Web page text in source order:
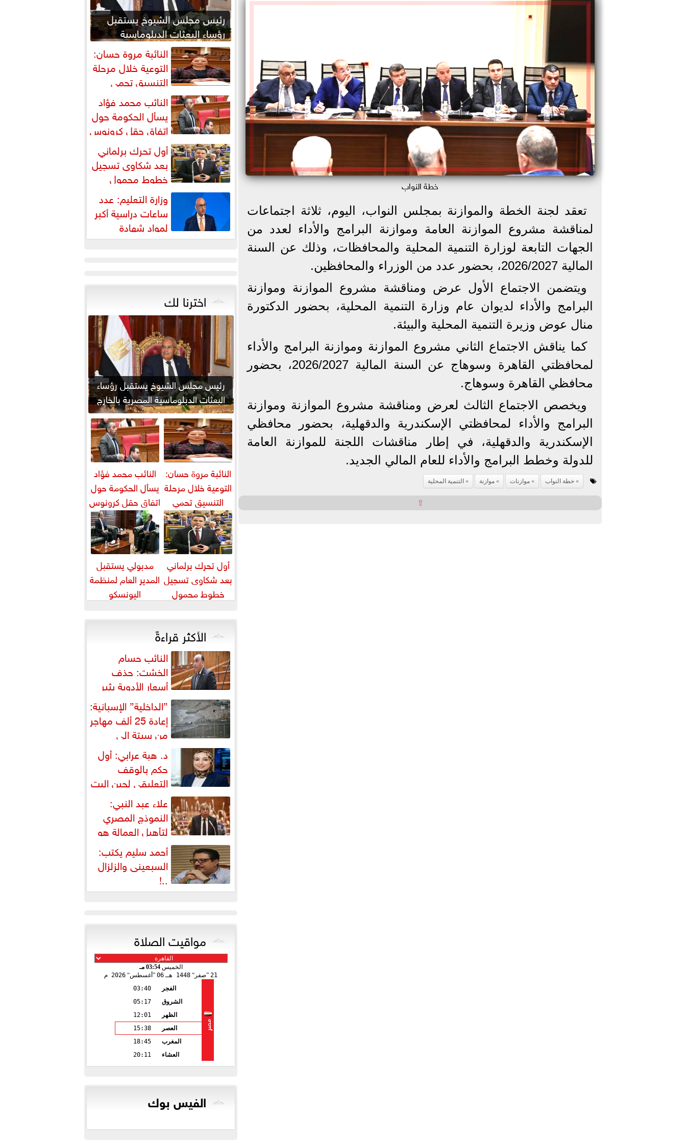
خطة النواب
تعقد لجنة الخطة والموازنة بمجلس النواب، اليوم، ثلاثة اجتماعات
لمناقشة مشروع الموازنة العامة وموازنة البرامج والأداء لعدد من
الجهات التابعة لوزارة التنمية المحلية والمحافظات، وذلك عن السنة
المالية 2026/2027، بحضور عدد من الوزراء والمحافظين.
ويتضمن الاجتماع الأول عرض ومناقشة مشروع الموازنة وموازنة
البرامج والأداء لديوان عام وزارة التنمية المحلية، بحضور الدكتورة
منال عوض وزيرة التنمية المحلية والبيئة.
كما يناقش الاجتماع الثاني مشروع الموازنة وموازنة البرامج والأداء
لمحافظتي القاهرة وسوهاج عن السنة المالية 2026/2027، بحضور
محافظي القاهرة وسوهاج.
ويخصص الاجتماع الثالث لعرض ومناقشة مشروع الموازنة وموازنة
البرامج والأداء لمحافظتي الإسكندرية والدقهلية، بحضور محافظي
الإسكندرية والدقهلية، في إطار مناقشات اللجنة للموازنة العامة
للدولة وخطط البرامج والأداء للعام المالي الجديد.
خطة النواب موازنات موازنة التنمية المحلية
⇧
رئيس مجلس الشيوخ يستقبل
رؤساء البعثات الدبلوماسية
المصرية بالخارجالنائبة مروة حسان:
التوعية خلال مرحلة
التنسيق تحمي
الطلاب من النصب الأكاديمي
النائب محمد فؤاد
يسأل الحكومة حول
اتفاق حقل كرونوس
أول تحرك برلماني
بعد شكاوى تسجيل
خطوط محمول
بأسماء مواطنين دون علمهم
وزارة التعليم: عدد
ساعات دراسية أكبر
لمواد شهادة
البكالوريا
اخترنا لك
رئيس مجلس الشيوخ يستقبل رؤساء
البعثات الدبلوماسية المصرية بالخارج
النائبة مروة حسان:
التوعية خلال مرحلة
التنسيق تحمي
الطلاب من النصب
الأكاديمي
النائب محمد فؤاد
يسأل الحكومة حول
اتفاق حقل كرونوس
أول تحرك برلماني
بعد شكاوى تسجيل
خطوط محمول
دون علمهم
مدبولي يستقبل
المدير العام لمنظمة
اليونسكو
الأكثر قراءةً
النائب حسام
الخشت: حذف
أسعار الأدوية يثير
إشكالية دستورية ويهدد حق
المواطن...
”الداخلية” الإسبانية:
إعادة 25 ألف مهاجر
من سبتة إلى
المغرب... وارتفاع حصيلة...
د. هبة عرابي: أول
حكم بالوقف
التعليقي لحين البت
في الطعن على... علاء عبد النبي:
النموذج المصري
لتأهيل العمالة هو
البديل العملي والأمثل لأزمات...
أحمد سليم يكتب:
السبعينى والزلزال
..!
مواقيت الصلاة
الخميس03:54 مـ
21 صفر 1448 هـ 06 أغسطس 2026 م
مصر
الفجر
03:40
الشروق
05:17
الظهر
12:01
العصر
15:38
المغرب
18:45
العشاء
20:11
الفيس بوك